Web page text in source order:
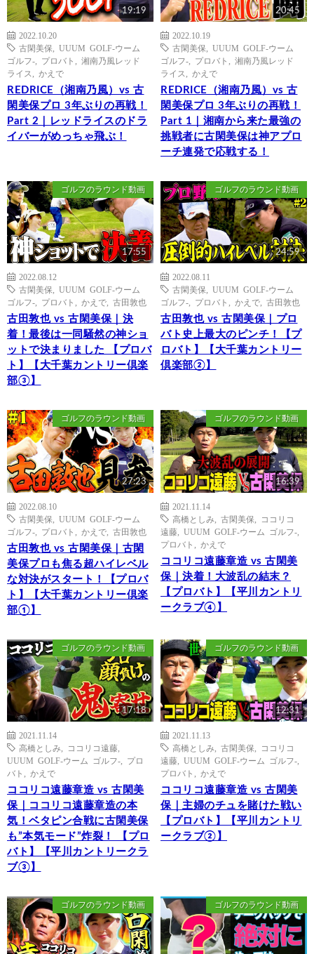
19:19
2022.10.20
古閑美保
UUUM GOLF-ウーム
ゴルフ-
プロバト
湘南乃風レッド
ライス
かえで
REDRICE（湘南乃風）vs 古
閑美保プロ 3年ぶりの再戦！
Part 2｜レッドライスのドラ
イバーがめっちゃ飛ぶ！
20:45
2022.10.19
古閑美保
UUUM GOLF-ウーム
ゴルフ-
プロバト
湘南乃風レッド
ライス
かえで
REDRICE（湘南乃風）vs 古
閑美保プロ 3年ぶりの再戦！
Part 1｜湘南から来た最強の
挑戦者に古閑美保は神アプロ
ーチ連発で応戦する！
ゴルフのラウンド動画
17:55
2022.08.12
古閑美保
UUUM GOLF-ウーム
ゴルフ-
プロバト かえで 古田敦也
古田敦也 vs 古閑美保｜決
着！最後は一同騒然の神ショ
ットで決まりました 【プロバ
ト】【大千葉カントリー倶楽
部③】
ゴルフのラウンド動画
24:59
2022.08.11
古閑美保
UUUM GOLF-ウーム
ゴルフ-
プロバト かえで 古田敦也
古田敦也 vs 古閑美保｜プロ
バト史上最大のピンチ！【プ
ロバト】【大千葉カントリー
倶楽部②】
ゴルフのラウンド動画
27:23
2022.08.10
古閑美保
UUUM GOLF-ウーム
ゴルフ-
プロバト かえで 古田敦也
古田敦也 vs 古閑美保｜古閑
美保プロも焦る超ハイレベル
な対決がスタート！【プロバ
ト】【大千葉カントリー倶楽
部①】
ゴルフのラウンド動画
16:39
2021.11.14
高橋としみ
古閑美保
ココリコ
遠藤
UUUM GOLF-ウーム ゴルフ-
プロバト
かえで
ココリコ遠藤章造 vs 古閑美
保｜決着！大波乱の結末？
【プロバト】【平川カントリ
ークラブ④】
ゴルフのラウンド動画
17:18
2021.11.14
高橋としみ
ココリコ遠藤
UUUM GOLF-ウーム ゴルフ-
プロ
バト
かえで
ココリコ遠藤章造 vs 古閑美
保｜ココリコ遠藤章造の本
気！ベタピン合戦に古閑美保
も”本気モード”炸裂！ 【プロ
バト】【平川カントリークラ
ブ③】
ゴルフのラウンド動画
12:31
2021.11.13
高橋としみ
古閑美保
ココリコ
遠藤
UUUM GOLF-ウーム ゴルフ-
プロバト
かえで
ココリコ遠藤章造 vs 古閑美
保｜主婦のチュを賭けた戦い
【プロバト】【平川カントリ
ークラブ②】
ゴルフのラウンド動画 ゴルフのラウンド動画